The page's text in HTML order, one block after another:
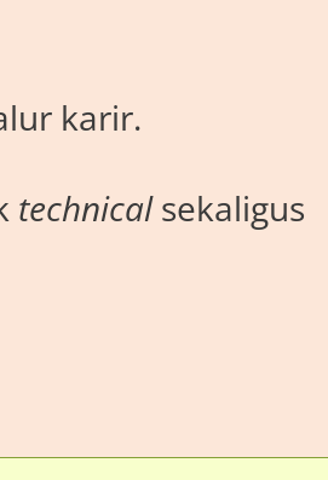
karir.
technicalsekaligus